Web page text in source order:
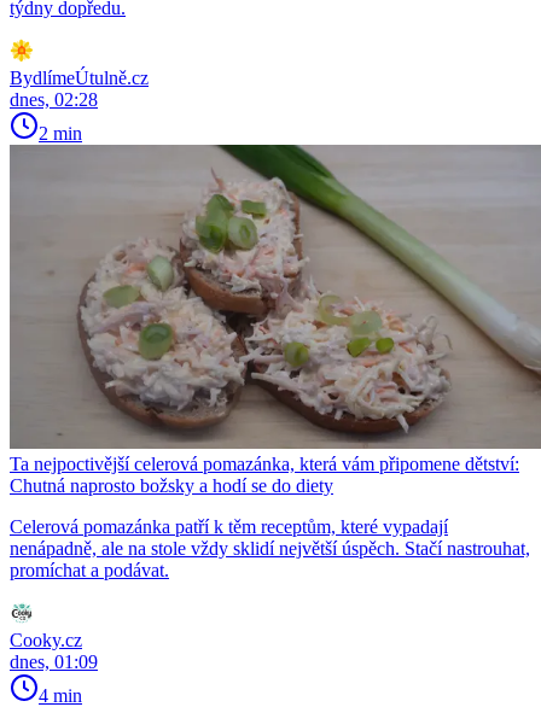
týdny dopředu.
BydlímeÚtulně.cz
dnes, 02:28
2 min
Ta nejpoctivější celerová pomazánka, která vám připomene dětství:
Chutná naprosto božsky a hodí se do diety
Celerová pomazánka patří k těm receptům, které vypadají
nenápadně, ale na stole vždy sklidí největší úspěch. Stačí nastrouhat,
promíchat a podávat.
Cooky.cz
dnes, 01:09
4 min